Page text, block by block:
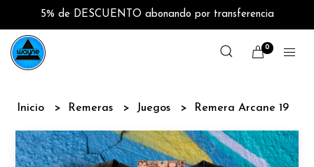
5% de DESCUENTO abonando por transferencia
0
Inicio Remeras Juegos Remera Arcane 19